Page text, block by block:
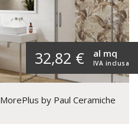
32,82 € IVA inclusa
al mq
by Paul Ceramiche